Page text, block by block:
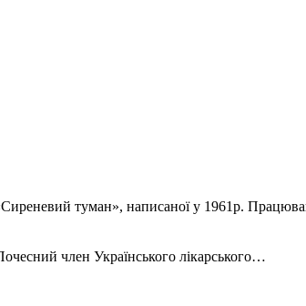
«Сиреневий туман», написаної у 1961р.
член Українського лікарського…